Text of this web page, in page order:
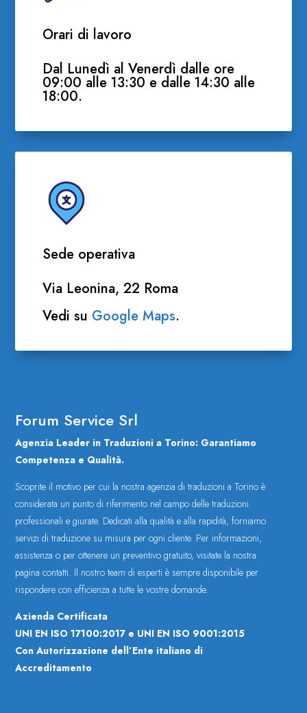
Orari di lavoro
Dal Lunedì al Venerdì dalle ore
09:00 alle 13:30 e dalle 14:30 alle
18:00.
Sede operativa
Via Leonina, 22 Roma
Vedi su Google Maps.
Forum Service Srl
Agenzia Leader in Traduzioni a Torino: Garantiamo
Competenza e Qualità.
Scoprite il motivo per cui la nostra agenzia di traduzioni a Torino è
considerata un punto di riferimento nel campo delle traduzioni
professionali e giurate. Dedicati alla qualità e alla rapidità, forniamo
servizi di traduzione su misura per ogni cliente. Per informazioni,
assistenza o per ottenere un preventivo gratuito, visitate la nostra
pagina contatti. Il nostro team di esperti è sempre disponibile per
rispondere con efficienza a tutte le vostre domande.
Azienda Certificata
UNI EN ISO 17100:2017 e UNI EN ISO 9001:2015
Con Autorizzazione dell’Ente italiano di
Accreditamento